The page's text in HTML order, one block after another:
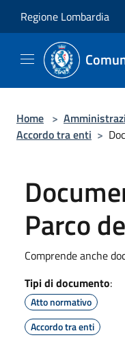
Regione Lombardia
Home >
Accordo tra enti >
Parco
Comprende anche
Tipi di documento:
Atto normativo
Accordo tra enti